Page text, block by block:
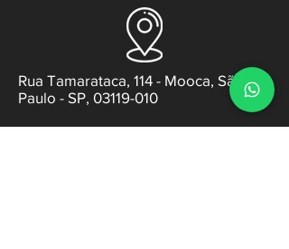
Rua Tamarataca, 114 - Mooca, São
Paulo - SP, 03119-010